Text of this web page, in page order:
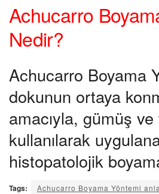
Achucarro
Nedir?
Achucarro Boyama
dokunun ortaya
amacıyla, gümüş
kullanılarak
histopatolojik
Tags:
Achucarro Boyama Yöntemi